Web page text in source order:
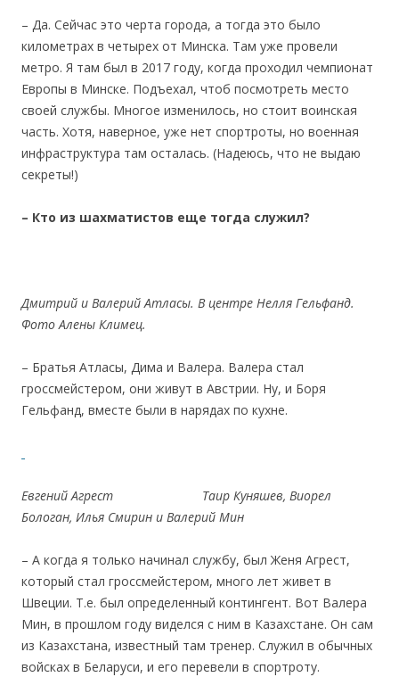
– Да. Сейчас это черта города, а тогда это было
километрах в четырех от Минска. Там уже провели
метро. Я там был в 2017 году, когда проходил чемпионат
Европы в Минске. Подъехал, чтоб посмотреть место
своей службы. Многое изменилось, но стоит воинская
часть. Хотя, наверное, уже нет спортроты, но военная
инфраструктура там осталась. (Надеюсь, что не выдаю
секреты!)
– Кто из шахматистов еще тогда служил?
Дмитрий и Валерий Атласы. В центре Нелля Гельфанд.
Фото Алены Климец.
– Братья Атласы, Дима и Валера. Валера стал
гроссмейстером, они живут в Австрии. Ну, и Боря
Гельфанд, вместе были в нарядах по кухне.
Евгений Агрест Таир Куняшев, Виорел
Бологан, Илья Смирин и Валерий Мин
– А когда я только начинал службу, был Женя Агрест,
который стал гроссмейстером, много лет живет в
Швеции. Т.е. был определенный контингент. Вот Валера
Мин, в прошлом году виделся с ним в Казахстане. Он сам
из Казахстана, известный там тренер. Служил в обычных
войсках в Беларуси, и его перевели в спортроту.